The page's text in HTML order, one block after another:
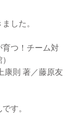
した。
育つ！チーム対
康則 著／藤原友
す。